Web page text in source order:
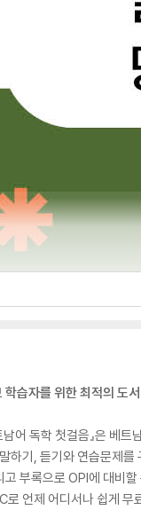
학습자를 위한 최적의 도
남어 독학 첫걸음』은 베
하기, 듣기와 연습문제
고 부록으로 OPI에 대비
로 언제 어디서나 쉽게